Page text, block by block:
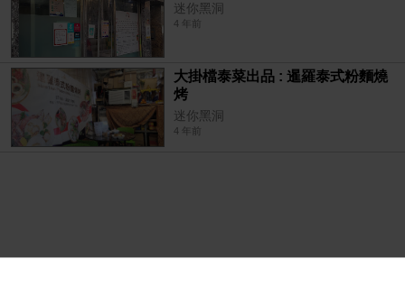
迷你黑洞
4 年前
大掛檔泰菜出品 : 暹羅泰式粉麵燒
烤
迷你黑洞
4 年前